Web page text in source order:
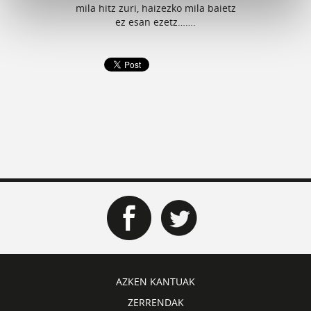
mila hitz zuri, haizezko mila baietz
ez esan ezetz…….
AZKEN KANTUAK
ZERRENDAK